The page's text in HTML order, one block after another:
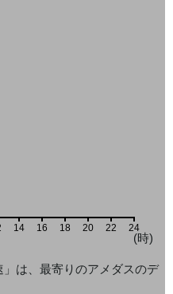
14 16 18 20 22 24
(時)
は、最寄りのアメダスのデ